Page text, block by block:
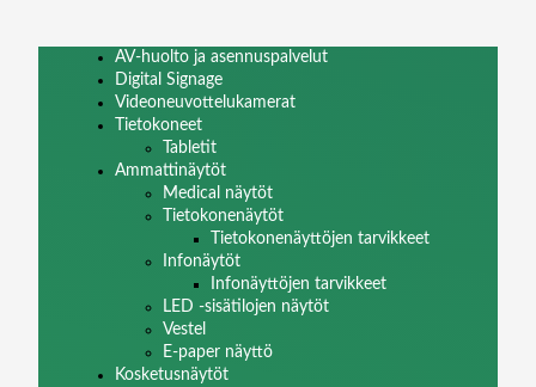
AV-huolto ja asennuspalvelut
Digital Signage
Videoneuvottelukamerat
Tietokoneet
Tabletit
Ammattinäytöt
Medical näytöt
Tietokonenäytöt
Tietokonenäyttöjen tarvikkeet
Infonäytöt
Infonäyttöjen tarvikkeet
LED -sisätilojen näytöt
Vestel
E-paper näyttö
Kosketusnäytöt